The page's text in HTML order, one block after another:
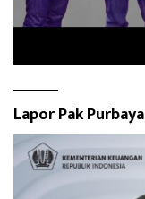
Lapor Pak Purbaya